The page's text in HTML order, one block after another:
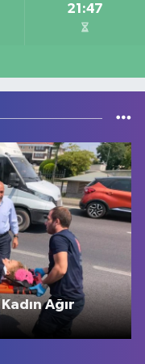
21:47
Ağır